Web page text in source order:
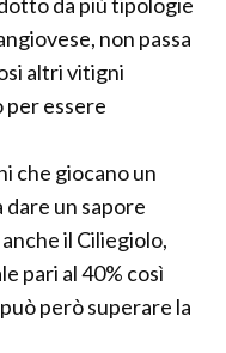
non passa
altri vitigni
essere
che giocano un
un sapore
il Ciliegiolo,
pari al 40% così
però superare la